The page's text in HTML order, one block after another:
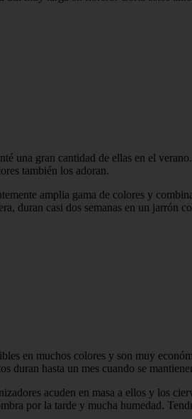
una gran cantidad de ellas en el
también los adoran.
amplia gama de colores y
duran casi dos semanas en un jarrón
en muchos colores y son muy
duran hasta un mes cuando se
acuden en masa a ellos y los
por la tarde y mucha humedad.